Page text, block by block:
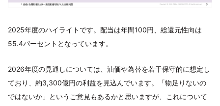
2025年度のハイライトです。配当は年間100円、総還元性向は
55.4パーセントとなっています。
2026年度の見通しについては、油価や為替を若干保守的に想定し
ており、約3,300億円の利益を見込んでいます。「物足りないの
ではないか」というご意見もあるかと思いますが、これについて